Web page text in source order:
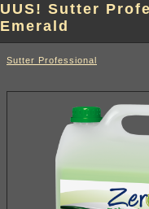
UUS! Sutter
Emerald
Sutter Professional